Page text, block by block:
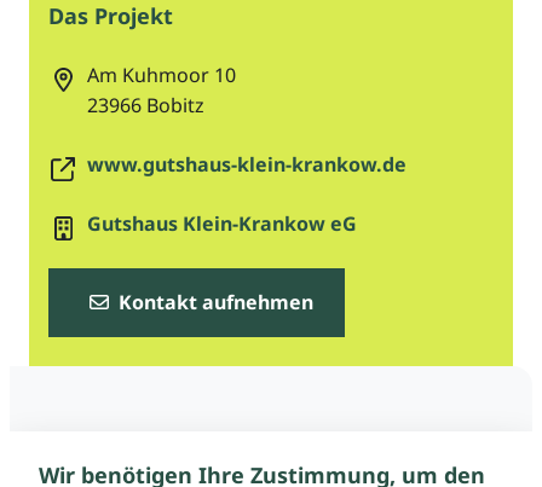
Das Projekt
Am Kuhmoor 10
23966 Bobitz
www.gutshaus-klein-krankow.de
Gutshaus Klein-Krankow eG
Kontakt aufnehmen
Wir benötigen Ihre Zustimmung, um den